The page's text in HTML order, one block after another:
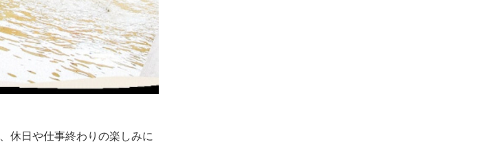
休日や仕事終わりの楽しみに